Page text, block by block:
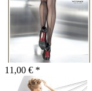
11,00 € *